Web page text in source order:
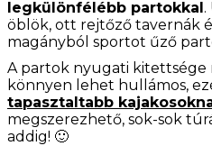
legkülönfélébb partokkal.
öblök, ott rejtőző tavernák
magányból sportot űző
A partok nyugati kitettsége
könnyen lehet hullámos,
tapasztaltabb
megszerezhető, sok-sok
addig! 🙂